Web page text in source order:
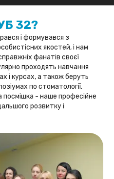
32?
і формувався з
якостей, і нам
фанатів своєї
проходять навчання
і курсах, а також беруть
по стоматології.
посмішка - наше професійне
розвитку і